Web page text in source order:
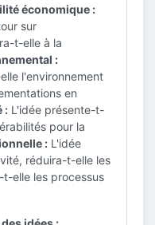
économique :
sur
t-elle à la
:
l'environnement
en
: L'idée présente-t-
pour la
: L'idée
réduira-t-elle les
elle les processus